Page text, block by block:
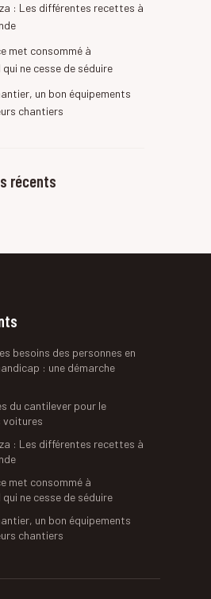
: Les différentes recettes à
met consommé à
ne cesse de séduire
un bon équipements
chantiers
récents
besoins des personnes en
: une démarche
du cantilever pour le
voitures
: Les différentes recettes à
met consommé à
ne cesse de séduire
un bon équipements
chantiers